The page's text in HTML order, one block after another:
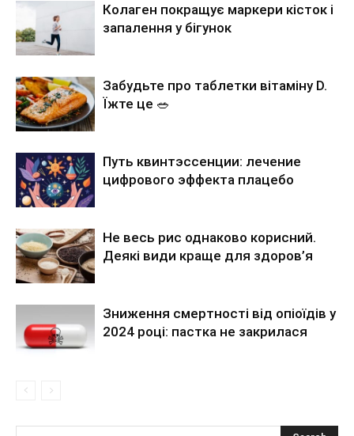
Колаген покращує маркери кісток і
запалення у бігунок
Забудьте про таблетки вітаміну D.
Їжте це 🥗
Путь квинтэссенции: лечение
цифрового эффекта плацебо
Не весь рис однаково корисний.
Деякі види краще для здоров’я
Зниження смертності від опіоїдів у
2024 році: пастка не закрилася